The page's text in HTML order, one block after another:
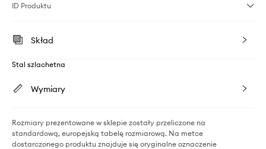
ID Produktu
Skład
Stal szlachetna
Wymiary
Rozmiary prezentowane w sklepie zostały przeliczone na
standardową, europejską tabelę rozmiarową. Na metce
dostarczonego produktu znajduje się oryginalne oznaczenie